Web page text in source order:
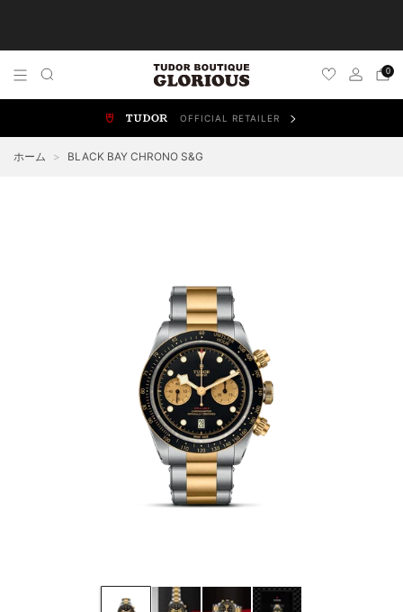
0
OFFICIAL RETAILER
NEW WATCHES ブラックベイ
ブラックベイを詳しく見る
ホーム > BLACK BAY CHRONO S&G